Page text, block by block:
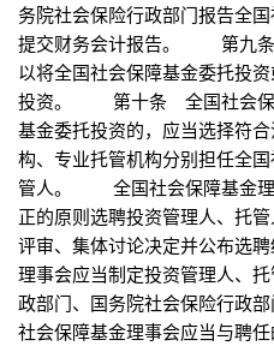
务院社会保险行政部门报告全国
提交财务会计报告。 第九条
以将全国社会保障基金委托投
投资。 第十条 全国社会保
基金委托投资的，应当选择符
构、专业托管机构分别担任全
管人。 全国社会保障基金理
正的原则选聘投资管理人、托
评审、集体讨论决定并公布
理事会应当制定投资管理人、
政部门、国务院社会保险行
社会保障基金理事会应当与聘